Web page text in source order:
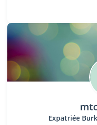
Expatriée